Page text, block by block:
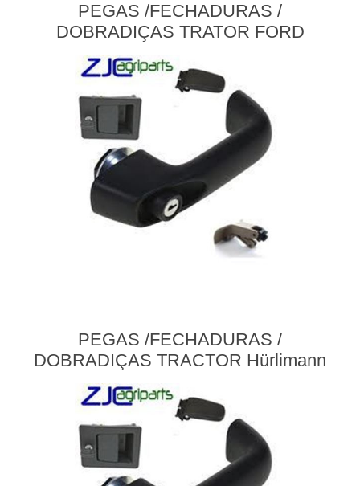
PEGAS /FECHADURAS /
DOBRADIÇAS TRATOR FORD
PEGAS /FECHADURAS /
DOBRADIÇAS TRACTOR Hürlimann